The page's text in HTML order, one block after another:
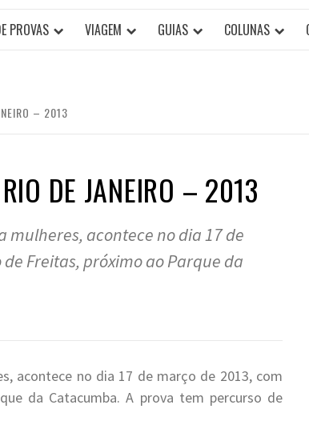
PROVAS VIAGEM GUIAS COLUNAS
– 2013
DE JANEIRO – 2013
mulheres, acontece no dia 17 de
Freitas, próximo ao Parque da
acontece no dia 17 de março de 2013, com
da Catacumba. A prova tem percurso de